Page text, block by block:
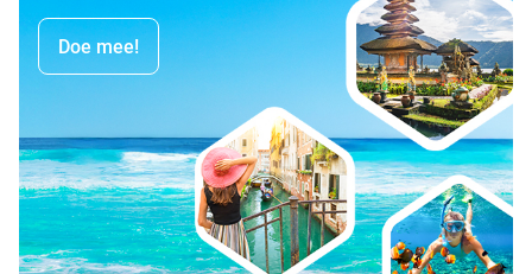
Doe mee!